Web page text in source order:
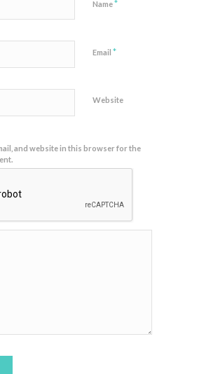
Name*
Email *
Website
and website in this browser for the